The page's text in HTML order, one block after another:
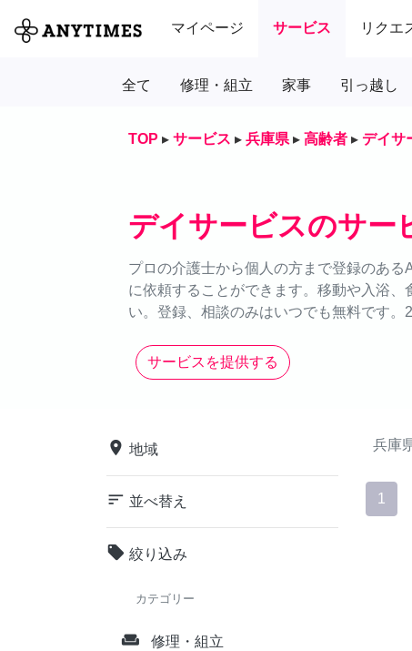
マイページ サービス リクエ
全て 修理・組立 家事 引っ越し
TOP ▸ サービス ▸ 兵庫県 ▸ 高齢者 ▸ デイサ
デイサービスのサー
プロの介護士から個人の方まで登録のあ
に依頼することができます。移動や入浴
い。登録、相談のみはいつでも無料です。
サービスを提供する
place 地域
sort 並べ替え
local_offer 絞り込み
カテゴリー
weekend 修理・組立
兵庫
1